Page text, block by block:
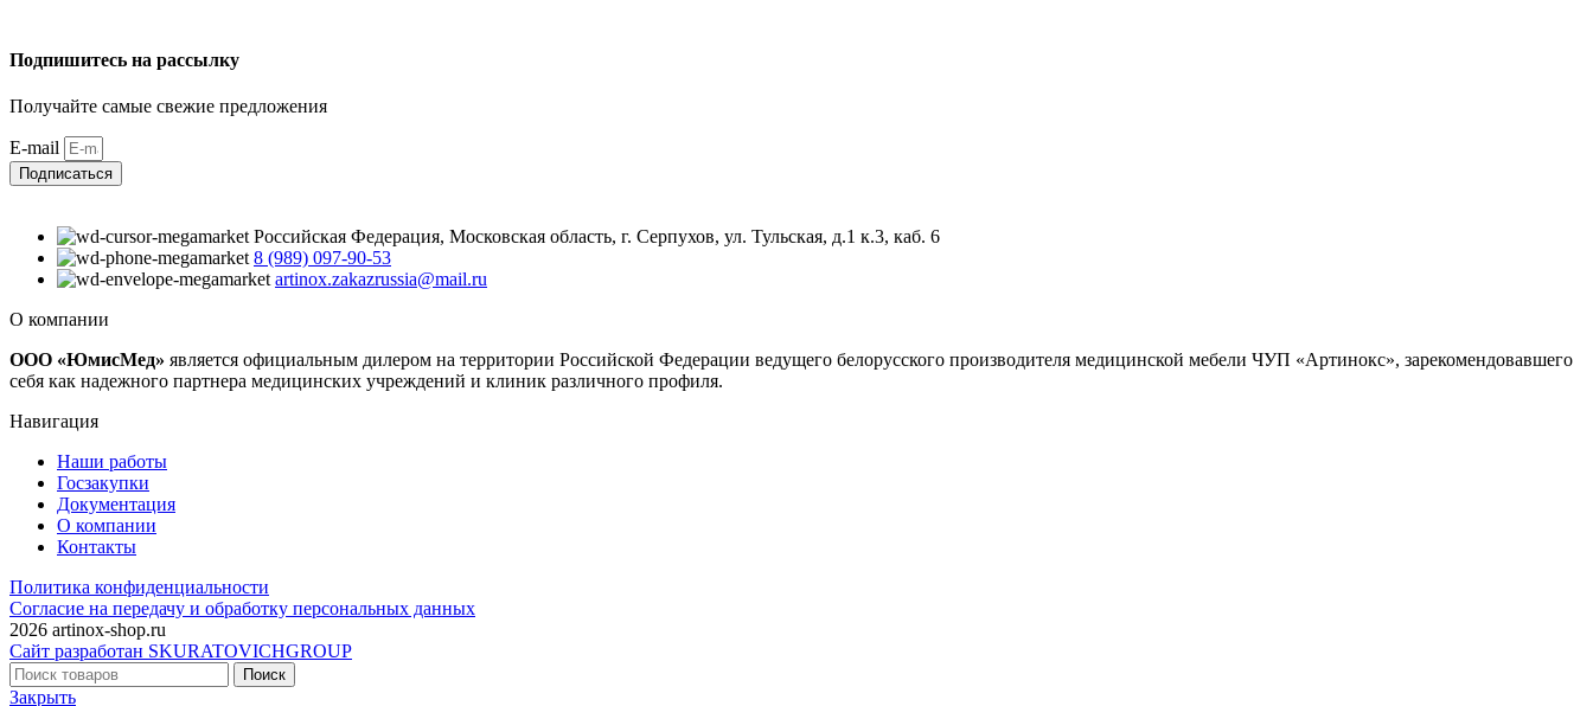
Подпишитесь на рассылку
Получайте самые свежие предложения
E-mail
Подписаться
Российская Федерация, Московская область, г. Серпухов, ул. Тульская, д.1 к.3, каб. 6
8 (989) 097-90-53
artinox.zakazrussia@mail.ru
О компании
ООО «ЮмисМед» является официальным дилером на территории Российской Федерации ведущего белорусского производителя медицинской мебели ЧУП «Артинокс», зарекомендовавшего
себя как надежного партнера медицинских учреждений и клиник различного профиля.
Навигация
Наши работы
Госзакупки
Документация
О компании
Контакты
Политика конфиденциальности
Согласие на передачу и обработку персональных данных
2026 artinox-shop.ru
Сайт разработан SKURATOVICHGROUP
Поиск
Закрыть